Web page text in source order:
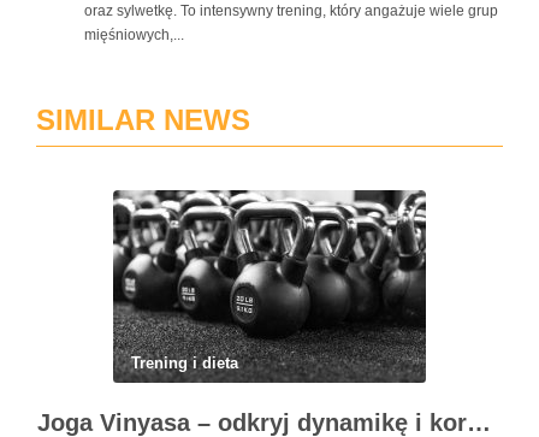
oraz sylwetkę. To intensywny trening, który angażuje wiele grup
mięśniowych,...
SIMILAR NEWS
Trening i dieta
Joga Vinyasa – odkryj dynamikę i korzyści tej praktyki